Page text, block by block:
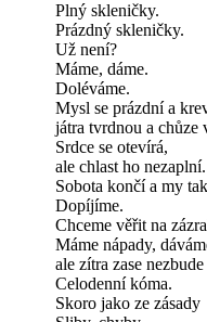
Plný skleničky.
Prázdný skleničky.
Už není?
Máme, dáme.
Doléváme.
Mysl se prázdní a
játra tvrdnou a chůze
Srdce se otevírá,
ale chlast ho nezaplní.
Sobota končí a my
Dopíjíme.
Chceme věřit na
Máme nápady,
ale zítra zase
Celodenní kóma.
Skoro jako ze zásady